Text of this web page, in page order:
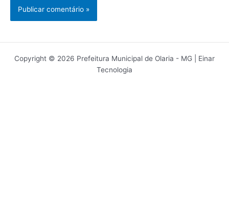
Copyright © 2026 Prefeitura Municipal de Olaria - MG | Einar
Tecnologia